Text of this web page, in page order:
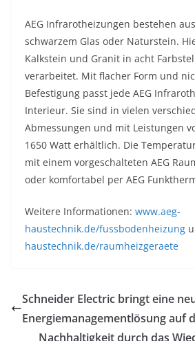
AEG Infrarotheizungen bestehen
schwarzem Glas oder Naturstein.
Kalkstein und Granit in acht
verarbeitet. Mit flacher Form und
Befestigung passt jede AEG
Interieur. Sie sind in vielen
Abmessungen und mit Leistungen
1650 Watt erhältlich. Die
mit einem vorgeschalteten AEG
oder komfortabel per AEG
Weitere Informationen: www.aeg-
haustechnik.de/fussbodenheizung
haustechnik.de/raumheizgeraete
Schneider Electric bringt eine
Energiemanagementlösung auf
Nachhaltigkeit durch das